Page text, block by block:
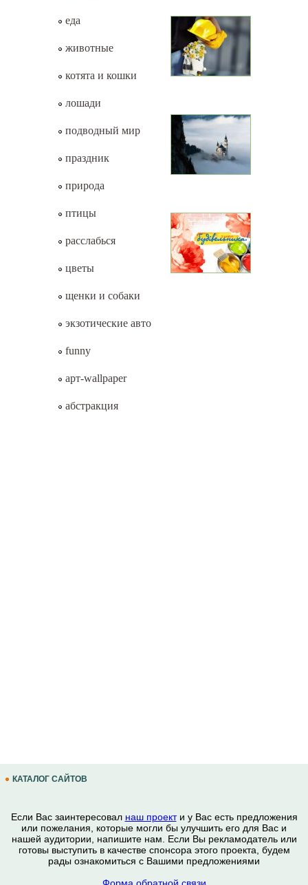
еда
животные
котята и кошки
лошади
подводный мир
праздник
природа
птицы
расслабься
цветы
щенки и собаки
экзотические авто
funny
арт-wallpaper
абстракция
КАТАЛОГ САЙТОВ
Если Вас заинтересовал наш проекти у Вас есть предложения
или пожелания, которые могли бы улучшить его для Вас и
нашей аудитории, напишите нам. Если Вы рекламодатель или
готовы выступить в качестве спонсора этого проекта, будем
рады ознакомиться с Вашими предложениями